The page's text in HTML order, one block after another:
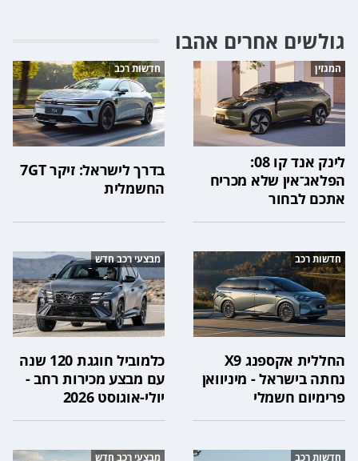
גולשים אחרים אהבו
המגזין
לינק אנד קו 08:
הפלאג־אין שלא מכריח
אתכם לבחור
חדשות רכב
בדרך לישראל: זיקר 7GT
החשמלית
חדשות רכב
החללית אקספנג X9
נחתה בישראל - מיניוואן
פרימיום חשמלי
מבצעי רכב חדש
כלמוביל חוגגת 120 שנה
עם מבצע מכירות רחב -
יולי-אוגוסט 2026
חדשות רכב מבצעי רכב חדש